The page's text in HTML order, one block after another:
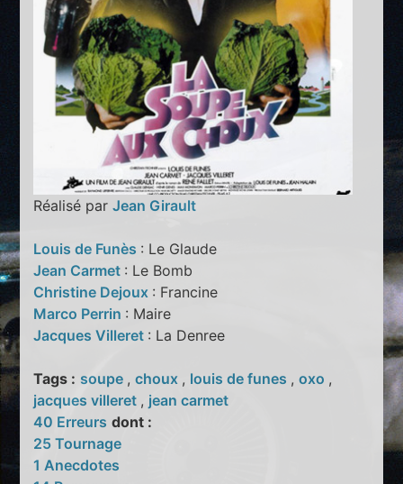
Réalisé parJean Girault
Louis de Funès : Le Glaude
Jean Carmet : Le Bomb
Christine Dejoux : Francine
Marco Perrin : Maire
Jacques Villeret : La Denree
Tags : soupe ,choux , louis de funes ,oxo ,
jacques villeret , jean carmet
40 Erreurs dont :
25 Tournage
1 Anecdotes